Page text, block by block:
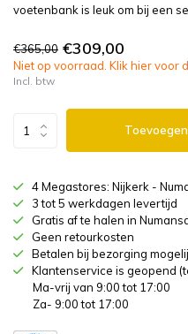
voetenbank is leuk om bij een
€365,00 €309,00
Niet op voorraad. Klik hier voor
Incl. btw
4 Megastores: Nijkerk -
3 tot 5 werkdagen levertijd
Gratis af te halen in
Geen retourkosten
Betalen bij bezorging
Klantenservice is geopend
Ma-vrij van 9:00 tot 17:00
Za- 9:00 tot 17:00